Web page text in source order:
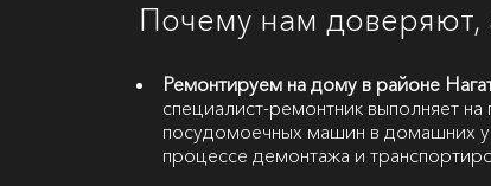
Почему нам доверяют,
Ремонтируем на дому в районе
специалист-ремонтник выполняет
посудомоечных машин в домашних
процессе демонтажа и